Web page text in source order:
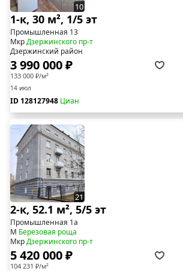
10
1-к, 30 м², 1/5 эт
Промышленная 13
МкрДзержинского пр-т
Дзержинский район
3 990 000 ₽
133 000 ₽/м²
14 июл
ID 128127948 Циан
21
2-к, 52.1 м², 5/5 эт
Промышленная 1а
М Березовая роща
МкрДзержинского пр-т
5 420 000 ₽
104 231 ₽/м²